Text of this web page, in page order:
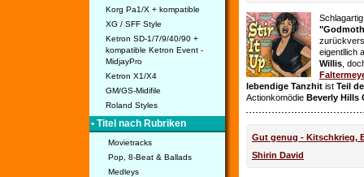
Korg Pa1/X + kompatible
XG / SFF Style
Ketron SD-1/7/9/40/90 +
kompatible Ketron Event -
MidjayPro
Ketron X1/X4
GM/GS-Midifile
Roland Styles
• Titel nach Rubriken
Movietracks
Pop, 8-Beat & Ballads
Medleys
eigentllich
Willis ,
lebendige Tanzhit ist Teil
Actionkomödie Beverly Hills
Gut genug - Kitschkrieg,
Shirin David